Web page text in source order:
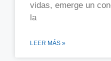
vidas, emerge un
la
LEER MÁS »